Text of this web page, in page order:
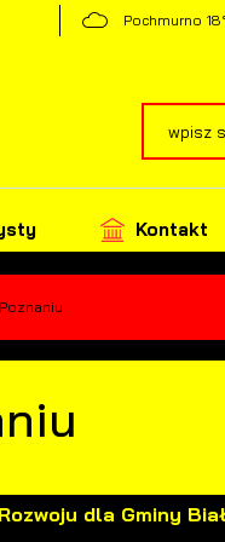
Pochmurno
Kontakt
dla Gminy